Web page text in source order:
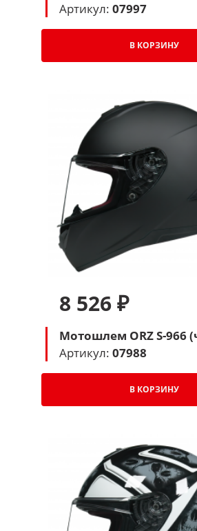
Артикул: 07997
В КОРЗИНУ
8 526 ₽
Мотошлем ORZ S-966
Артикул: 07988
В КОРЗИНУ